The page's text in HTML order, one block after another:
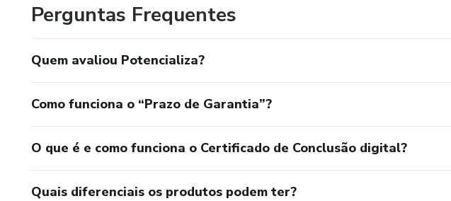
Perguntas Frequentes
Quem avaliou Potencializa?
Como funciona o “Prazo de Garantia”?
O que é e como funciona o Certificado de Conclusão digital?
Quais diferenciais os produtos podem ter?